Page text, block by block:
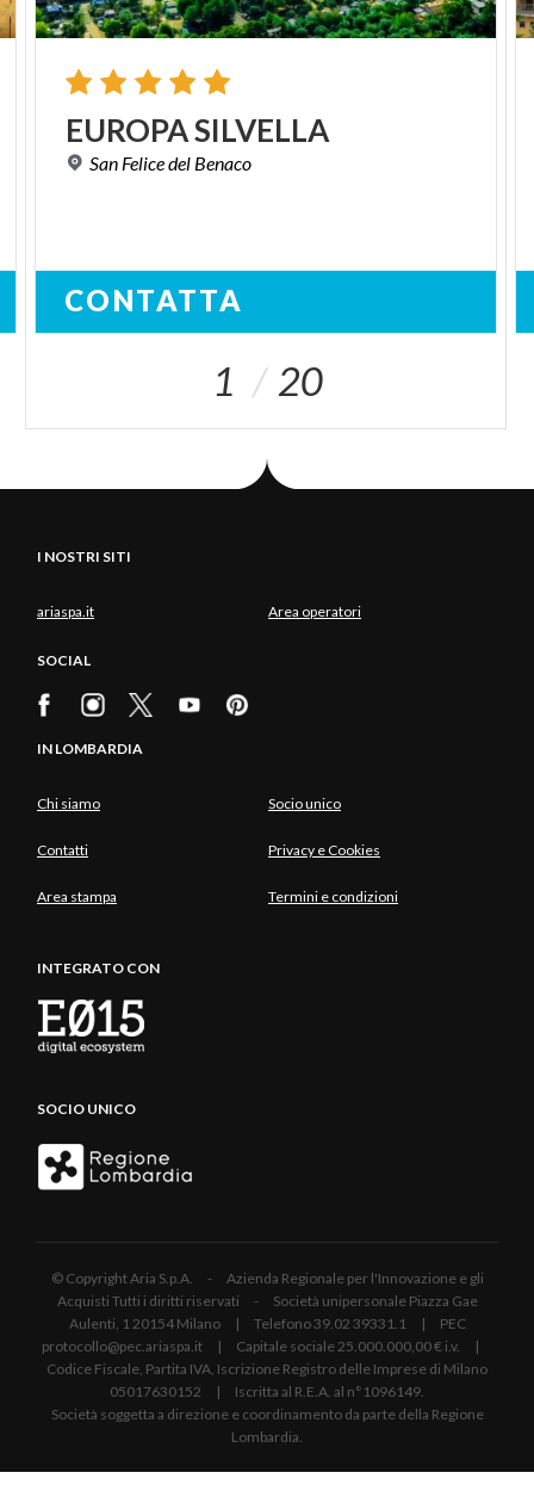
EUROPASILVELLA
San Felicedel Benaco
CONTATTA
1 20
I NOSTRI SITI
ariaspa.it Area operatori
SOCIAL
IN LOMBARDIA
Chi siamo Socio unico
Contatti Privacy e Cookies
Area stampa Termini e condizioni
INTEGRATO CON
SOCIO UNICO
© Copyright Aria S.p.A. - Azienda Regionale per l'Innovazione e gli
Acquisti Tutti i diritti riservati - Società unipersonale Piazza Gae
Aulenti, 1 20154 Milano | Telefono 39.02 39331.1 | PEC
protocollo@pec.ariaspa.it | Capitale sociale 25.000.000,00 € i.v. |
Codice Fiscale, Partita IVA, Iscrizione Registro delle Imprese di Milano
05017630152 | Iscritta al R.E.A. al n°1096149.
Società soggetta a direzione e coordinamento da parte della Regione
Lombardia.